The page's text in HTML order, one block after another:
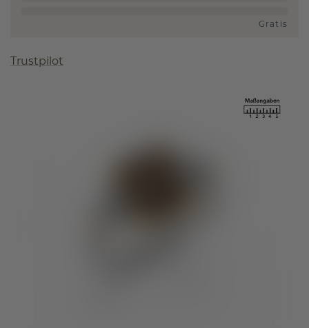
Gratis
Trustpilot